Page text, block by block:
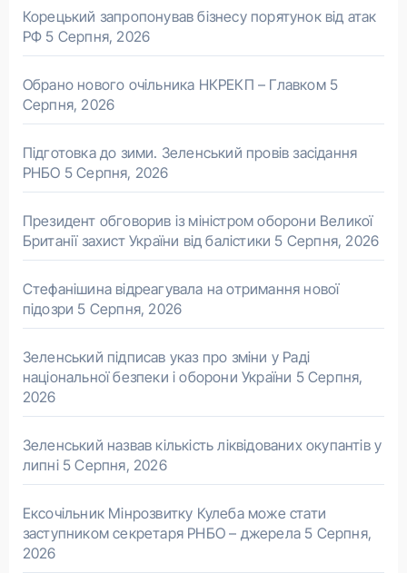
Корецький запропонував бізнесу порятунок від атак
РФ 5 Серпня, 2026
Обрано нового очільника НКРЕКП – Главком 5
Серпня, 2026
Підготовка до зими. Зеленський провів засідання
РНБО 5 Серпня, 2026
Президент обговорив із міністром оборони Великої
Британії захист України від балістики 5 Серпня, 2026
Стефанішина відреагувала на отримання нової
підозри 5 Серпня, 2026
Зеленський підписав указ про зміни у Раді
національної безпеки і оборони України 5 Серпня,
2026
Зеленський назвав кількість ліквідованих окупантів у
липні 5 Серпня, 2026
Ексочільник Мінрозвитку Кулеба може стати
заступником секретаря РНБО – джерела 5 Серпня,
2026